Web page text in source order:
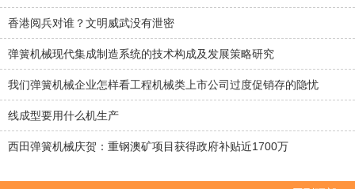
香港阅兵对谁？文明威武没有泄密
弹簧机械现代集成制造系统的技术构成及发展策略研究
我们弹簧机械企业怎样看工程机械类上市公司过度促销存的隐忧
线成型要用什么机生产
西田弹簧机械庆贺：重钢澳矿项目获得政府补贴近1700万